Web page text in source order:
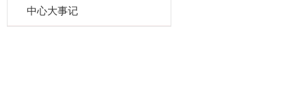
中心大事记